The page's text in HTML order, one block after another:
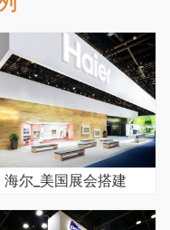
海尔_美国展会搭建